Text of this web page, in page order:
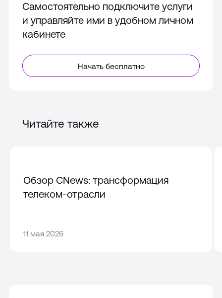
Самостоятельно подключите услуги
и управляйте ими в удобном личном
кабинете
Начать бесплатно
Читайте также
Обзор CNews: трансформация
телеком-отрасли
11 мая 202611